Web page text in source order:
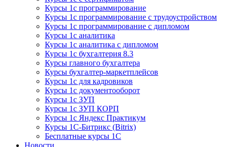
Курсы 1с программирование
Курсы 1с программирование с трудоустройством
Курсы 1с программирование с дипломом
Курсы 1с аналитика
Курсы 1с аналитика с дипломом
Курсы 1с бухгалтерия 8.3
Курсы главного бухгалтера
Курсы бухгалтер-маркетплейсов
Курсы 1с для кадровиков
Курсы 1с документооборот
Курсы 1с ЗУП
Курсы 1с ЗУП КОРП
Курсы 1с Яндекс Практикум
Курсы 1С-Битрикс (Bitrix)
Бесплатные курсы 1С
Новости